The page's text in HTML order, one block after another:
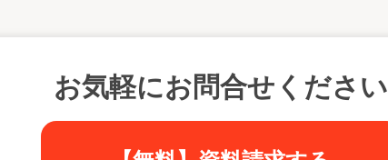
お気軽にお問合せください